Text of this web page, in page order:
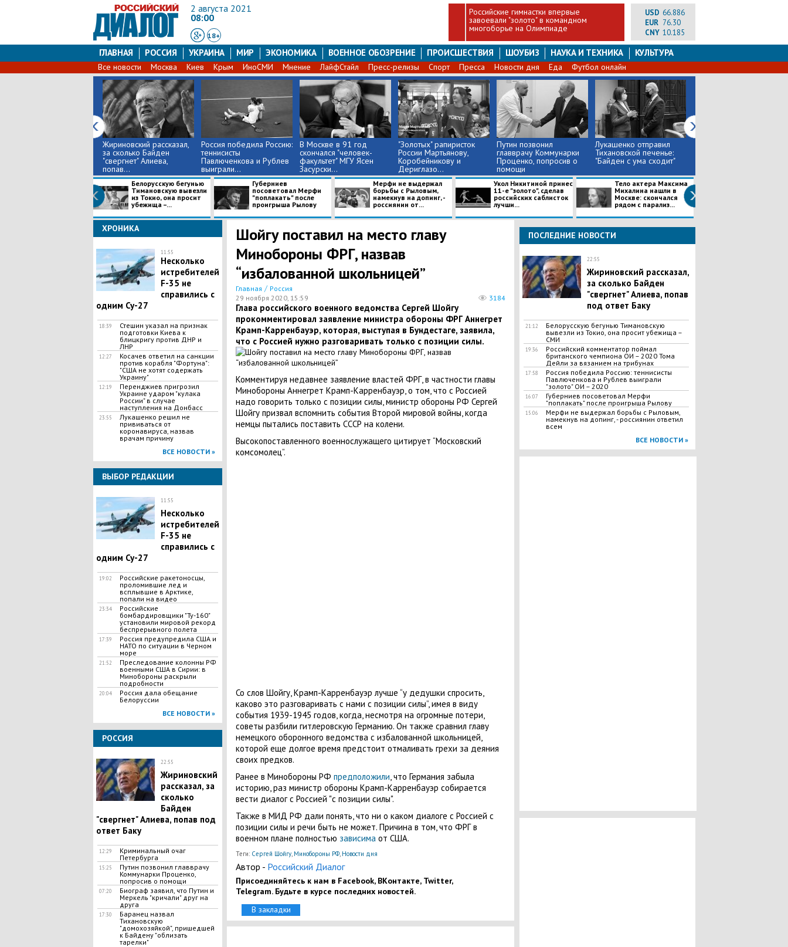
2 августа 2021
08:00
18+
Российские гимнастки впервые
завоевали "золото" в командном
многоборье на Олимпиаде
USD 66.886
EUR 76.30
CNY 10.185
ГЛАВНАЯ РОССИЯ УКРАИНА МИР ЭКОНОМИКА ВОЕННОЕ ОБОЗРЕНИЕ ПРОИСШЕСТВИЯ ШОУБИЗ НАУКА И ТЕХНИКА КУЛЬТУРА
Все новости Москва Киев Крым ИноСМИ Мнение ЛайфСтайл Пресс-релизы Спорт Пресса Новости дня Еда Футбол онлайн
Жириновский рассказал,
за сколько Байден
"свергнет" Алиева,
попав...
Россия победила Россию:
теннисисты
Павлюченкова и Рублев
выиграли...
В Москве в 91 год
скончался "человек-
факультет" МГУ Ясен
Засурски...
"Золотых" рапиристок
России Мартьянову,
Коробейникову и
Дериглазо...
Путин позвонил
главврачу Коммунарки
Проценко, попросив о
помощи
Лукашенко отправил
Тихановской печенье:
"Байден с ума сходит"
Белорусскую бегунью
Тимановскую вывезли
из Токио, она просит
убежища –...
Губерниев
посоветовал Мерфи
"поплакать" после
проигрыша Рылову
Мерфи не выдержал
борьбы с Рыловым,
намекнув на допинг, -
россиянин от...
Укол Никитиной принес
11-е "золото", сделав
российских саблисток
лучши...
Тело актера Максима
Михалина нашли в
Москве: скончался
рядом с парализ...
ХРОНИКА
11:55
Несколько
истребителей
F-35 не
справились с
одним Су-27
18:39
Стешин указал на признак
подготовки Киева к
блицкригу против ДНР и
ЛНР
12:27
​Косачев ответил на санкции
против корабля "Фортуна":
"США не хотят содержать
Украину"
12:19
Перенджиев пригрозил
Украине ударом "кулака
России" в случае
наступления на Донбасс
23:55
Лукашенко решил не
прививаться от
коронавируса, назвав
врачам причину
ВСЕ НОВОСТИ »
ВЫБОР РЕДАКЦИИ
11:55
Несколько
истребителей
F-35 не
справились с
одним Су-27
19:02
Российские ракетоносцы,
проломившие лед и
всплывшие в Арктике,
попали на видео
23:34
Российские
бомбардировщики "Ту-160"
установили мировой рекорд
беспрерывного полета
17:39
Россия предупредила США и
НАТО по ситуации в Черном
море
21:52
Преследование колонны РФ
военными США в Сирии: в
Минобороны раскрыли
подробности
20:04
Россия дала обещание
Белоруссии
ВСЕ НОВОСТИ »
РОССИЯ
22:55
Жириновский
рассказал, за
сколько
Байден
"свергнет" Алиева, попав под
ответ Баку
12:29
Криминальный очаг
Петербурга
15:25
Путин позвонил главврачу
Коммунарки Проценко,
попросив о помощи
07:20
Биограф заявил, что Путин и
Меркель "кричали" друг на
друга
17:30
Баранец назвал
Тихановскую
"домохозяйкой", пришедшей
к Байдену "облизать
тарелки"
​Шойгу поставил на место главу
Минобороны ФРГ, назвав
“избалованной школьницей”
Главная / Россия
29 ноября 2020, 15:59
3184
Глава российского военного ведомства Сергей Шойгу
прокомментировал заявление министра обороны ФРГ Аннегрет
Крамп-Карренбауэр, которая, выступая в Бундестаге, заявила,
что с Россией нужно разговаривать только с позиции силы.
Комментируя недавнее заявление властей ФРГ, в частности главы
Минобороны Аннегрет Крамп-Карренбауэр, о том, что с Россией
надо говорить только с позиции силы, министр обороны РФ Сергей
Шойгу призвал вспомнить события Второй мировой войны, когда
немцы пытались поставить СССР на колени.
Высокопоставленного военнослужащего цитирует “Московский
комсомолец”.
Со слов Шойгу, Крамп-Карренбауэр лучше “у дедушки спросить,
каково это разговаривать с нами с позиции силы”, имея в виду
события 1939-1945 годов, когда, несмотря на огромные потери,
советы разбили гитлеровскую Германию. Он также сравнил главу
немецкого оборонного ведомства с избалованной школьницей,
которой еще долгое время предстоит отмаливать грехи за деяния
своих предков.
Ранее в Минобороны РФ предположили, что Германия забыла
историю, раз министр обороны Крамп-Карренбауэр собирается
вести диалог с Россией "с позиции силы".
Также в МИД РФ дали понять, что ни о каком диалоге с Россией с
позиции силы и речи быть не может. Причина в том, что ФРГ в
военном плане полностью зависимаот США.
Теги: Сергей Шойгу, Минобороны РФ, Новости дня
Автор - Российский Диалог
Присоединяйтесь к нам в Facebook, ВКонтакте, Twitter,
Telegram. Будьте в курсе последних новостей.
В закладки
ПОСЛЕДНИЕ НОВОСТИ
22:55
Жириновский рассказал,
за сколько Байден
"свергнет" Алиева, попав
под ответ Баку
21:12
Белорусскую бегунью Тимановскую
вывезли из Токио, она просит убежища –
СМИ
19:36
Российский комментатор поймал
британского чемпиона ОИ – 2020 Тома
Дейли за вязанием на трибунах
17:58
Россия победила Россию: теннисисты
Павлюченкова и Рублев выиграли
"золото" ОИ – 2020
16:07
Губерниев посоветовал Мерфи
"поплакать" после проигрыша Рылову
15:06
Мерфи не выдержал борьбы с Рыловым,
намекнув на допинг, - россиянин ответил
всем
ВСЕ НОВОСТИ »